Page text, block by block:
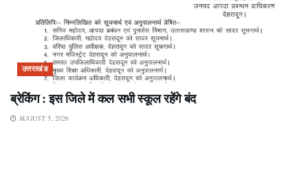
उत्तराखंड
ब्रेकिंग : इस जिले में कल सभी स्कूल रहेंगे बंद
AUGUST 5, 2026